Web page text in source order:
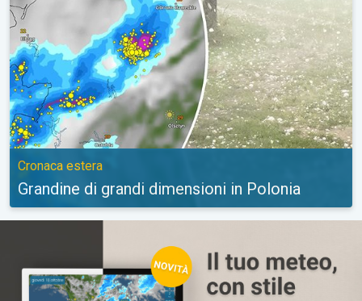
Cronaca estera
Grandine di grandi dimensioni in Polonia